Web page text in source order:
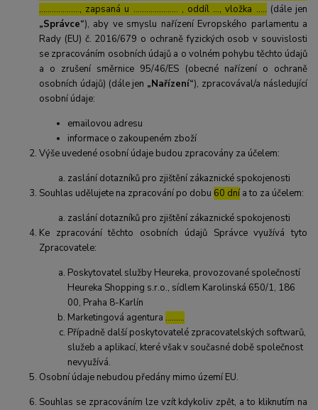
………………., zapsaná u ………………… , oddíl …, vložka ….. (dále jen
„Správce“), aby ve smyslu nařízení Evropského parlamentu a
Rady (EU) č. 2016/679 o ochraně fyzických osob v souvislosti
se zpracováním osobních údajů a o volném pohybu těchto údajů
a o zrušení směrnice 95/46/ES (obecné nařízení o ochraně
osobních údajů) (dále jen „Nařízení“), zpracovával/a následující
osobní údaje:
emailovou adresu
informace o zakoupeném zboží
Výše uvedené osobní údaje budou zpracovány za účelem:
zaslání dotazníků pro zjištění zákaznické spokojenosti
Souhlas udělujete na zpracování po dobu 60 dní a to za účelem:
zaslání dotazníků pro zjištění zákaznické spokojenosti
Ke zpracování těchto osobních údajů Správce využívá tyto
Zpracovatele:
Poskytovatel služby Heureka, provozované společností
Heureka Shopping s.r.o., sídlem Karolinská 650/1, 186
00, Praha 8-Karlín
Marketingová agentura ………
Případně další poskytovatelé zpracovatelských softwarů,
služeb a aplikací, které však v současné době společnost
nevyužívá.
Osobní údaje nebudou předány mimo území EU.
Souhlas se zpracováním lze vzít kdykoliv zpět, a to kliknutím na